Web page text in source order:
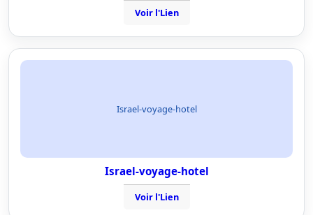
Voir l'Lien
Israel-voyage-hotel
Israel-voyage-hotel
Voir l'Lien